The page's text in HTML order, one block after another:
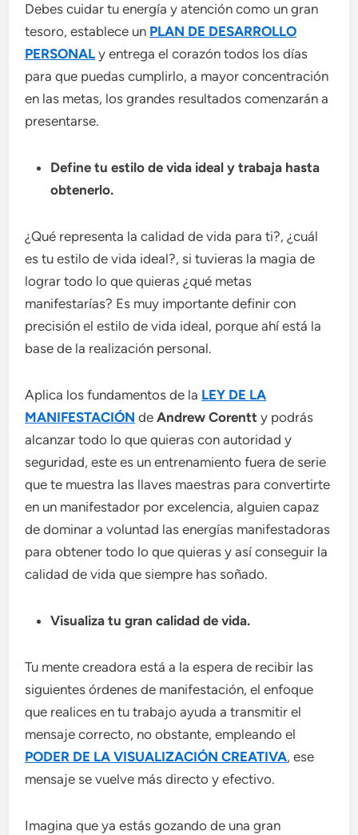
Debes cuidar tu energía y atención como un gran
tesoro, establece un PLAN DE DESARROLLO
PERSONAL y entrega el corazón todos los días
para que puedas cumplirlo, a mayor concentración
en las metas, los grandes resultados comenzarán a
presentarse.
Define tu estilo de vida ideal y trabaja hasta
obtenerlo.
¿Qué representa la calidad de vida para ti?, ¿cuál
es tu estilo de vida ideal?, si tuvieras la magia de
lograr todo lo que quieras ¿qué metas
manifestarías? Es muy importante definir con
precisión el estilo de vida ideal, porque ahí está la
base de la realización personal.
Aplica los fundamentos de la LEY DE LA
MANIFESTACIÓN deAndrew Corentt y podrás
alcanzar todo lo que quieras con autoridad y
seguridad, este es un entrenamiento fuera de serie
que te muestra las llaves maestras para convertirte
en un manifestador por excelencia, alguien capaz
de dominar a voluntad las energías manifestadoras
para obtener todo lo que quieras y así conseguir la
calidad de vida que siempre has soñado.
Visualiza tu gran calidad de vida.
Tu mente creadora está a la espera de recibir las
siguientes órdenes de manifestación, el enfoque
que realices en tu trabajo ayuda a transmitir el
mensaje correcto, no obstante, empleando el
PODER DE LA VISUALIZACIÓN CREATIVA, ese
mensaje se vuelve más directo y efectivo.
Imagina que ya estás gozando de una gran